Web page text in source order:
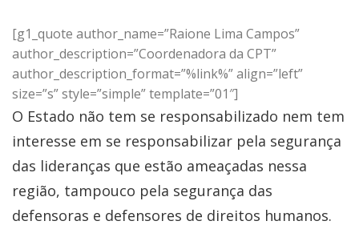
[g1_quote author_name=”Raione Lima Campos”
author_description=”Coordenadora da CPT”
author_description_format=”%link%” align=”left”
size=”s” style=”simple” template=”01″]
O Estado não tem se responsabilizado nem tem
interesse em se responsabilizar pela segurança
das lideranças que estão ameaçadas nessa
região, tampouco pela segurança das
defensoras e defensores de direitos humanos.